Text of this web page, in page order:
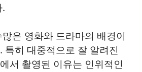
.
은 영화와 드라마의 배경이
특히 대중적으로 잘 알려진
서 촬영된 이유는 인위적인